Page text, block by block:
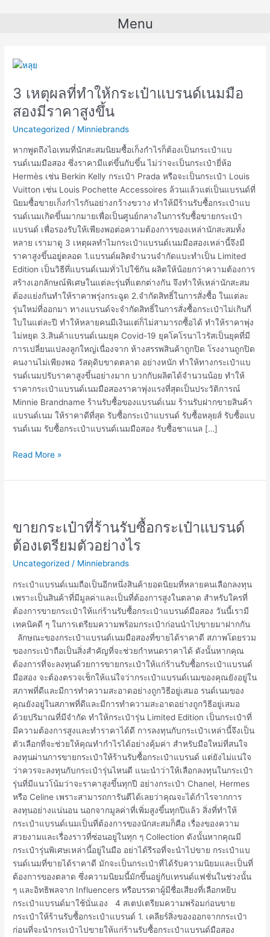
Menu
3 เหตุผลที่ทำให้กระเป๋าแบรนด์เนมมือ
สองมีราคาสูงขึ้น
Uncategorized / Minniebrands
หากพูดถึงไอเทมที่นักสะสมนิยมซื้อเก็งกำไรก็ต้องเป็นกระเป๋าแบ
รนด์เนมมือสอง ซึ่งราคามีแต่ขึ้นกับขึ้น ไม่ว่าจะเป็นกระเป๋ายี่ห้อ
Hermès เช่น Berkin Kelly กระเป๋า Prada หรือจะเป็นกระเป๋า Louis
Vuitton เช่น Louis Pochette Accessoires ล้วนแล้วแต่เป็นแบรนด์ที่
นิยมซื้อขายเก็งกำไรกันอย่างกว้างขวาง ทำให้มีร้านรับซื้อกระเป๋าแบ
รนด์เนมเกิดขึ้นมากมายเพื่อเป็นศูนย์กลางในการรับซื้อขายกระเป๋า
แบรนด์ เพื่อรองรับให้เพียงพอต่อความต้องการของเหล่านักสะสมทั้ง
หลาย เรามาดู 3 เหตุผลทำไมกระเป๋าแบรนด์เนมมือสองเหล่านี้จึงมี
ราคาสูงขึ้นอยู่ตลอด 1.แบรนด์ผลิตจำนวนจำกัดแบะทำเป็น Limited
Edition เป็นวิธีทึ่แบรนด์เนมทั่วไปใช้กัน ผลิตให้น้อยกว่าความต้องการ
สร้างเอกลักษณ์พิเศษในแต่ละรุ่นที่แตกต่างกัน จึงทำให้เหล่านักสะสม
ต้องแย่งกันทำให้ราคาพรุ่งกระฉูด 2.จำกัดสิทธิ์ในการสั่งซื้อ ในแต่ละ
รุ่นใหม่ที่ออกมา ทางแบรนด์จะจำกัดสิทธิ์ในการสั่งซื้อกระเป๋าไม่เกินกี่
ใบในแต่ละปี ทำให้หลายคนมีเงินแต่ก็ไม่สามารถซื้อได้ ทำให้ราคาพุ่ง
ไม่หยุด 3.สินค้าแบรนด์เนมยุค Covid-19 ยุคโคโรนาไวรัสเป็นยุคที่มี
การเปลี่ยนแปลงลูกใหญ่เนื่องจาก ห้างสรรพสินค้าถูกปิด โรงงานถูกปิด
คนงานไม่เพียงพอ วัสดุดิบขาดตลาด อย่างหนัก ทำให้ทางกระเป๋าแบ
รนด์เนมปรับราคาสูงขึ้นอย่างมาก บวกกับผลิตได้จำนวนน้อย ทำให้
ราคากระเป๋าแบรนด์เนมมือสองราคาพุ่งแรงที่สุดเป็นประวัติการณ์
Minnie Brandname ร้านรับซื้อของแบรนด์เนม ร้านรับฝากขายสินค้า
แบรนด์เนม ให้ราคาดีที่สุด รับซื้อกระเป๋าแบรนด์ รับซื้อหลุยส์ รับซื้อแบ
รนด์เนม รับซื้อกระเป๋าแบรนด์เนมมือสอง รับซื้อชาแนล […]
3
ที่
กระเป๋า
แบ
ราคา
Read More »
ขายกระเป๋าที่ร้านรับซื้อกระเป๋าแบรนด์
ต้องเตรียมตัวอย่างไร
Uncategorized / Minniebrands
กระเป๋าแบรนด์เนมถือเป็นอีกหนึ่งสินค้ายอดนิยมที่หลายคนเลือกลงทุน
เพราะเป็นสินค้าที่มีมูลค่าและเป็นที่ต้องการสูงในตลาด สำหรับใครที่
ต้องการขายกระเป๋าให้แก่ร้านรับซื้อกระเป๋าแบรนด์มือสอง วันนี้เรามี
เทคนิคดี ๆ ในการเตรียมความพร้อมกระเป๋าก่อนนำไปขายมาฝากกัน
ลักษณะของกระเป๋าแบรนด์เนมมือสองที่ขายได้ราคาดี สภาพโดยรวม
ของกระเป๋าถือเป็นสิ่งสำคัญที่จะช่วยกำหนดราคาได้ ดังนั้นหากคุณ
ต้องการที่จะลงทุนด้วยการขายกระเป๋าให้แก่ร้านรับซื้อกระเป๋าแบรนด์
มือสอง จะต้องตรวจเช็กให้แน่ใจว่ากระเป๋าแบรนด์เนมของคุณยังอยู่ใน
สภาพที่ดีและมีการทำความสะอาดอย่างถูกวิธีอยู่เสมอ รนด์เนมของ
คุณยังอยู่ในสภาพที่ดีและมีการทำความสะอาดอย่างถูกวิธีอยู่เสมอ
ด้วยปริมาณที่มีจำกัด ทำให้กระเป๋ารุ่น Limited Edition เป็นกระเป๋าที่
มีความต้องการสูงและทำราคาได้ดี การลงทุนกับกระเป๋าเหล่านี้จึงเป็น
ตัวเลือกที่จะช่วยให้คุณทำกำไรได้อย่างคุ้มค่า สำหรับมือใหม่ที่สนใจ
ลงทุนผ่านการขายกระเป๋าให้ร้านรับซื้อกระเป๋าแบรนด์ แต่ยังไม่แน่ใจ
ว่าควรจะลงทุนกับกระเป๋ารุ่นไหนดี แนะนำว่าให้เลือกลงทุนในกระเป๋า
รุ่นที่มีแนวโน้มว่าจะราคาสูงขึ้นทุกปี อย่างกระเป๋า Chanel, Hermes
หรือ Celine เพราะสามารถการันตีได้เลยว่าคุณจะได้กำไรจากการ
ลงทุนอย่างแน่นอน นอกจากมูลค่าที่เพิ่มสูงขึ้นทุกปีแล้ว สิ่งที่ทำให้
กระเป๋าแบรนด์เนมเป็นที่ต้องการของนักสะสมก็คือ เรื่องของความ
สวยงามและเรื่องราวที่ซ่อนอยู่ในทุก ๆ Collection ดังนั้นหากคุณมี
กระเป๋ารุ่นพิเศษเหล่านี้อยู่ในมือ อย่าได้รีรอที่จะนำไปขาย กระเป๋าแบ
รนด์เนมที่ขายได้ราคาดี มักจะเป็นกระเป๋าที่ได้รับความนิยมและเป็นที่
ต้องการของตลาด ซึ่งความนิยมนี้มักขึ้นอยู่กับเทรนด์แฟชั่นในช่วงนั้น
ๆ และอิทธิพลจาก Influencers หรือบรรดาผู้มีชื่อเสียงที่เลือกหยิบ
กระเป๋าแบรนด์มาใช้นั่นเอง 4 สเตปเตรียมความพร้อมก่อนขาย
กระเป๋าให้ร้านรับซื้อกระเป๋าแบรนด์ 1. เคลียร์สิ่งของออกจากกระเป๋า
ก่อนที่จะนำกระเป๋าไปขายให้แก่ร้านรับซื้อกระเป๋าแบรนด์มือสอง
ที่
ร้าน
รับ
ซื้อ
กระเป๋า
แบรนด์
ต้องเต
ยม
ไร